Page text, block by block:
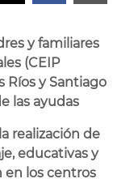
y familiares
(CEIP
Ríos y Santiago
las ayudas
realización de
educativas y
en los centros